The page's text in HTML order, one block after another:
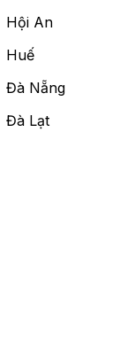
Hội An
Huế
Đà Nẵng
Đà Lạt